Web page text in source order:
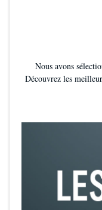
Nous avons
Découvrez les